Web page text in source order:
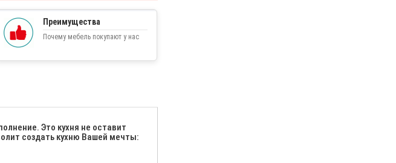
Преимущества
Почему мебель покупают у нас
Это кухня не оставит
создать кухню Вашей мечты: